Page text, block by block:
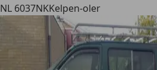
NL 6037NKKelpen-oler